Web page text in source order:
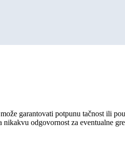
garantovati potpunu tačnost ili
odgovornost za eventualne